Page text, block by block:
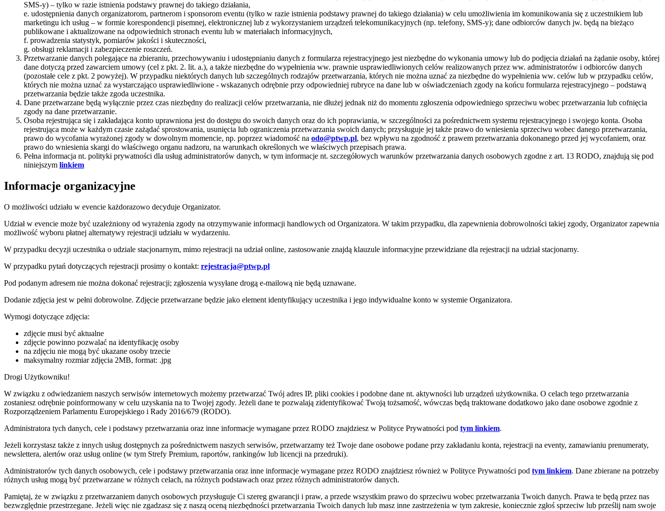
SMS-y) – tylko w razie istnienia podstawy prawnej do takiego działania,
e. udostępnienia danych organizatorom, partnerom i sponsorom eventu (tylko w razie istnienia podstawy prawnej do takiego działania) w celu umożliwienia im komunikowania się z uczestnikiem lub
marketingu ich usług – w formie korespondencji pisemnej, elektronicznej lub z wykorzystaniem urządzeń telekomunikacyjnych (np. telefony, SMS-y); dane odbiorców danych jw. będą na bieżąco
publikowane i aktualizowane na odpowiednich stronach eventu lub w materiałach informacyjnych,
f. prowadzenia statystyk, pomiarów jakości i skuteczności,
g. obsługi reklamacji i zabezpieczenie roszczeń.
Przetwarzanie danych polegające na zbieraniu, przechowywaniu i udostępnianiu danych z formularza rejestracyjnego jest niezbędne do wykonania umowy lub do podjęcia działań na żądanie osoby, której
dane dotyczą przed zawarciem umowy (cel z pkt. 2. lit. a.), a także niezbędne do wypełnienia ww. prawnie usprawiedliwionych celów realizowanych przez ww. administratorów i odbiorców danych
(pozostałe cele z pkt. 2 powyżej). W przypadku niektórych danych lub szczególnych rodzajów przetwarzania, których nie można uznać za niezbędne do wypełnienia ww. celów lub w przypadku celów,
których nie można uznać za wystarczająco usprawiedliwione - wskazanych odrębnie przy odpowiedniej rubryce na dane lub w oświadczeniach zgody na końcu formularza rejestracyjnego – podstawą
przetwarzania będzie także zgoda uczestnika.
Dane przetwarzane będą wyłącznie przez czas niezbędny do realizacji celów przetwarzania, nie dłużej jednak niż do momentu zgłoszenia odpowiedniego sprzeciwu wobec przetwarzania lub cofnięcia
zgody na dane przetwarzanie.
Osoba rejestrująca się i zakładająca konto uprawniona jest do dostępu do swoich danych oraz do ich poprawiania, w szczególności za pośrednictwem systemu rejestracyjnego i swojego konta. Osoba
rejestrująca może w każdym czasie zażądać sprostowania, usunięcia lub ograniczenia przetwarzania swoich danych; przysługuje jej także prawo do wniesienia sprzeciwu wobec danego przetwarzania,
prawo do wycofania wyrażonej zgody w dowolnym momencie, np. poprzez wiadomość na odo@ptwp.pl, bez wpływu na zgodność z prawem przetwarzania dokonanego przed jej wycofaniem, oraz
prawo do wniesienia skargi do właściwego organu nadzoru, na warunkach określonych we właściwych przepisach prawa.
Pełna informacja nt. polityki prywatności dla usług administratorów danych, w tym informacje nt. szczegółowych warunków przetwarzania danych osobowych zgodne z art. 13 RODO, znajdują się pod
niniejszym linkiem
Informacje organizacyjne
O możliwości udziału w evencie każdorazowo decyduje Organizator.
Udział w evencie może być uzależniony od wyrażenia zgody na otrzymywanie informacji handlowych od Organizatora. W takim przypadku, dla zapewnienia dobrowolności takiej zgody, Organizator zapewnia
możliwość wyboru płatnej alternatywy rejestracji udziału w wydarzeniu.
W przypadku decyzji uczestnika o udziale stacjonarnym, mimo rejestracji na udział online, zastosowanie znajdą klauzule informacyjne przewidziane dla rejestracji na udział stacjonarny.
W przypadku pytań dotyczących rejestracji prosimy o kontakt: rejestracja@ptwp.pl
Pod podanym adresem nie można dokonać rejestracji; zgłoszenia wysyłane drogą e-mailową nie będą uznawane.
Dodanie zdjęcia jest w pełni dobrowolne. Zdjęcie przetwarzane będzie jako element identyfikujący uczestnika i jego indywidualne konto w systemie Organizatora.
Wymogi dotyczące zdjęcia:
zdjęcie musi być aktualne
zdjęcie powinno pozwalać na identyfikację osoby
na zdjęciu nie mogą być ukazane osoby trzecie
maksymalny rozmiar zdjęcia 2MB, format: .jpg
Drogi Użytkowniku!
W związku z odwiedzaniem naszych serwisów internetowych możemy przetwarzać Twój adres IP, pliki cookies i podobne dane nt. aktywności lub urządzeń użytkownika. O celach tego przetwarzania
zostaniesz odrębnie poinformowany w celu uzyskania na to Twojej zgody. Jeżeli dane te pozwalają zidentyfikować Twoją tożsamość, wówczas będą traktowane dodatkowo jako dane osobowe zgodnie z
Rozporządzeniem Parlamentu Europejskiego i Rady 2016/679 (RODO).
Administratora tych danych, cele i podstawy przetwarzania oraz inne informacje wymagane przez RODO znajdziesz w Polityce Prywatności pod tym linkiem.
Jeżeli korzystasz także z innych usług dostępnych za pośrednictwem naszych serwisów, przetwarzamy też Twoje dane osobowe podane przy zakładaniu konta, rejestracji na eventy, zamawianiu prenumeraty,
newslettera, alertów oraz usług online (w tym Strefy Premium, raportów, rankingów lub licencji na przedruki).
Administratorów tych danych osobowych, cele i podstawy przetwarzania oraz inne informacje wymagane przez RODO znajdziesz również w Polityce Prywatności pod tym linkiem. Dane zbierane na potrzeby
różnych usług mogą być przetwarzane w różnych celach, na różnych podstawach oraz przez różnych administratorów danych.
Pamiętaj, że w związku z przetwarzaniem danych osobowych przysługuje Ci szereg gwarancji i praw, a przede wszystkim prawo do sprzeciwu wobec przetwarzania Twoich danych. Prawa te będą przez nas
bezwzględnie przestrzegane. Jeżeli więc nie zgadzasz się z naszą oceną niezbędności przetwarzania Twoich danych lub masz inne zastrzeżenia w tym zakresie, koniecznie zgłoś sprzeciw lub prześlij nam swoje